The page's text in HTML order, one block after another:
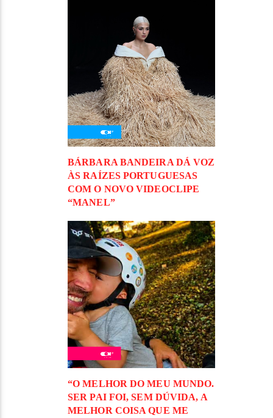
BÁRBARA BANDEIRA DÁ VOZ
ÀS RAÍZES PORTUGUESAS
COM O NOVO VIDEOCLIPE
“MANEL”
“O MELHOR DO MEU MUNDO.
SER PAI FOI, SEM DÚVIDA, A
MELHOR COISA QUE ME